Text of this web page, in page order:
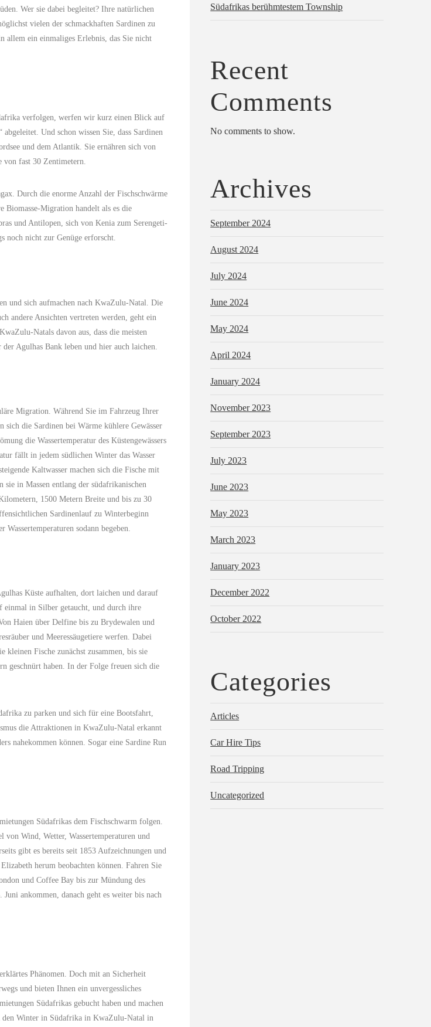
Wer sie dabei begleitet? Ihre natürlichen
vielen der schmackhaften Sardinen zu
allem ein einmaliges Erlebnis, das Sie nicht
verfolgen, werfen wir kurz einen Blick auf
Und schon wissen Sie, dass Sardinen
und dem Atlantik. Sie ernähren sich von
von fast 30 Zentimetern.
Durch die enorme Anzahl der Fischschwärme
Biomasse-Migration handelt als es die
und Antilopen, sich von Kenia zum Serengeti-
noch nicht zur Genüge erforscht.
und sich aufmachen nach KwaZulu-Natal. Die
andere Ansichten vertreten werden, geht ein
Natals davon aus, dass die meisten
Agulhas Bank leben und hier auch laichen.
Migration. Während Sie im Fahrzeug Ihrer
die Sardinen bei Wärme kühlere Gewässer
die Wassertemperatur des Küstengewässers
fällt in jedem südlichen Winter das Wasser
Kaltwasser machen sich die Fische mit
in Massen entlang der südafrikanischen
1500 Metern Breite und bis zu 30
Sardinenlauf zu Winterbeginn
sodann begeben.
Küste aufhalten, dort laichen und darauf
einmal in Silber getaucht, und durch ihre
Haien über Delfine bis zu Brydewalen und
und Meeressäugetiere werfen. Dabei
kleinen Fische zunächst zusammen, bis sie
geschnürt haben. In der Folge freuen sich die
zu parken und sich für eine Bootsfahrt,
die Attraktionen in KwaZulu-Natal erkannt
nahekommen können. Sogar eine Sardine Run
Südafrikas dem Fischschwarm folgen.
Wind, Wetter, Wassertemperaturen und
gibt es bereits seit 1853 Aufzeichnungen und
herum beobachten können. Fahren Sie
und Coffee Bay bis zur Mündung des
ankommen, danach geht es weiter bis nach
Phänomen. Doch mit an Sicherheit
und bieten Ihnen ein unvergessliches
Südafrikas gebucht haben und machen
den Winter in Südafrika in KwaZulu-Natal in
Südafrikas berühmtestem Township
Recent
Comments
No comments to show.
Archives
September 2024
August 2024
July 2024
June 2024
May 2024
April 2024
January 2024
November 2023
September 2023
July 2023
June 2023
May 2023
March 2023
January 2023
December 2022
October 2022
Categories
Articles
Car Hire Tips
Road Tripping
Uncategorized